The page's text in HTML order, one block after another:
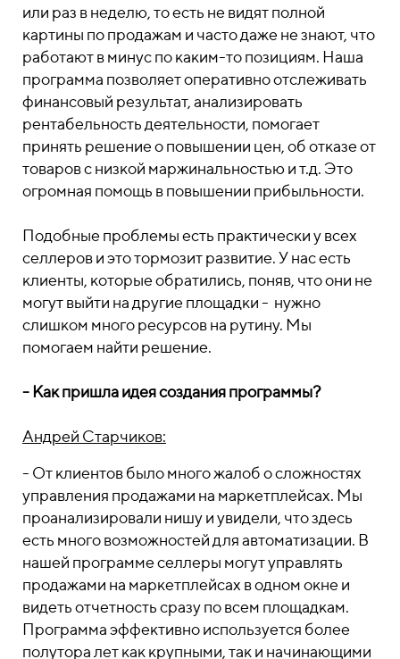
или раз в неделю, то есть не видят полной
картины по продажам и часто даже не знают, что
работают в минус по каким-то позициям. Наша
программа позволяет оперативно отслеживать
финансовый результат, анализировать
рентабельность деятельности, помогает
принять решение о повышении цен, об отказе от
товаров с низкой маржинальностью и т.д. Это
огромная помощь в повышении прибыльности.
Подобные проблемы есть практически у всех
селлеров и это тормозит развитие. У нас есть
клиенты, которые обратились, поняв, что они не
могут выйти на другие площадки - нужно
слишком много ресурсов на рутину. Мы
помогаем найти решение.
- Как пришла идея создания программы?
Андрей Старчиков:
- От клиентов было много жалоб о сложностях
управления продажами на маркетплейсах. Мы
проанализировали нишу и увидели, что здесь
есть много возможностей для автоматизации. В
нашей программе селлеры могут управлять
продажами на маркетплейсах в одном окне и
видеть отчетность сразу по всем площадкам.
Программа эффективно используется более
полутора лет как крупными, так и начинающими